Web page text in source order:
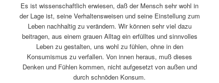
Es ist wissenschaftlich erwiesen, daß der Mensch sehr wohl in
der Lage ist, seine Verhaltensweisen und seine Einstellung zum
Leben nachhaltig zu verändern. Wir können sehr viel dazu
beitragen, aus einem grauen Alltag ein erfülltes und sinnvolles
Leben zu gestalten, uns wohl zu fühlen, ohne in den
Konsumismus zu verfallen. Von innen heraus, muß dieses
Denken und Fühlen kommen, nicht aufgesetzt von außen und
durch schnöden Konsum.